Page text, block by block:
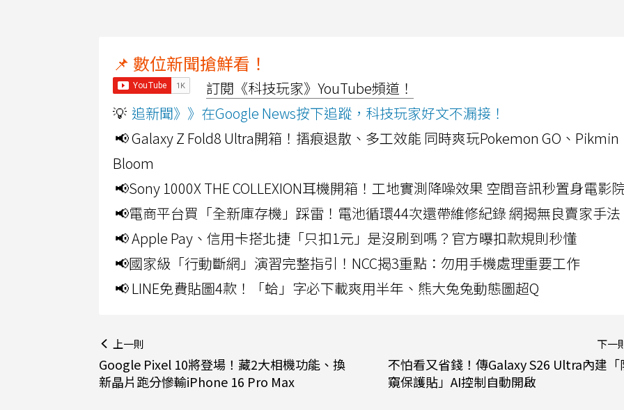
📌 數位新聞搶鮮看！
訂閱《科技玩家》YouTube頻道！
💡 追新聞》》在Google News按下追蹤，科技玩家好文不漏接！
📢 Galaxy Z Fold8 Ultra開箱！摺痕退散、多工效能 同時爽玩Pokemon GO、Pikmin
Bloom
📢Sony 1000X THE COLLEXION耳機開箱！工地實測降噪效果 空間音訊秒置身電影
📢電商平台買「全新庫存機」踩雷！電池循環44次還帶維修紀錄 網揭無良賣家手法
📢 Apple Pay、信用卡搭北捷「只扣1元」是沒刷到嗎？官方曝扣款規則秒懂
📢國家級「行動斷網」演習完整指引！NCC揭3重點：勿用手機處理重要工作
📢 LINE免費貼圖4款！「蛤」字必下載爽用半年、熊大兔兔動態圖超Q
上一則
Google Pixel 10將登場！藏2大相機功能、換
新晶片跑分慘輸iPhone 16 Pro Max
下一
不怕看又省錢！傳Galaxy S26 Ultra內建「
窺保護貼」AI控制自動開啟